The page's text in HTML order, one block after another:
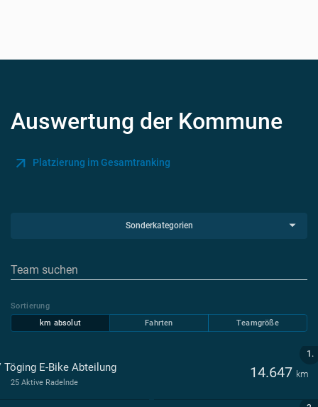
Auswertung der Kommune
Platzierung im Gesamtranking
Sonderkategorien
Sortierung
km absolut
Fahrten Teamgröße
1.
Töging E-Bike Abteilung 14.647 km
25 Aktive Radelnde